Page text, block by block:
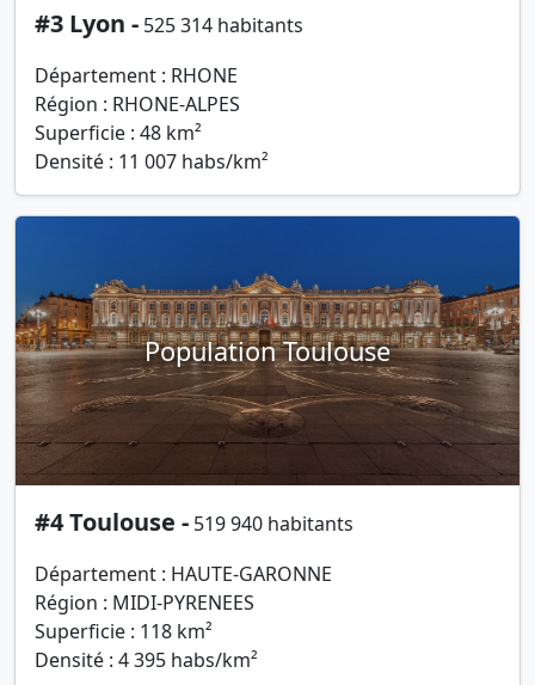
#3 Lyon - 525 314 habitants
Département : RHONE
Région : RHONE-ALPES
Superficie : 48 km²
Densité : 11 007 habs/km²
Population Toulouse
#4 Toulouse - 519 940 habitants
Département : HAUTE-GARONNE
Région : MIDI-PYRENEES
Superficie : 118 km²
Densité : 4 395 habs/km²